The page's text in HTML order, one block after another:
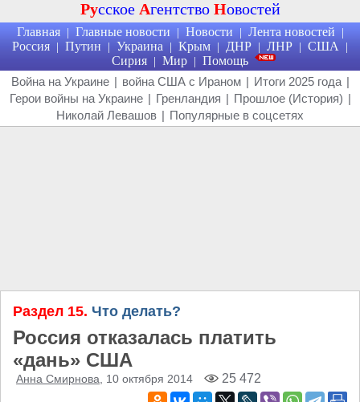
Русское Агентство Новостей
Главная | Главные новости | Новости | Лента новостей |
Россия | Путин | Украина | Крым | ДНР | ЛНР | США |
Сирия | Мир | Помощь
Война на Украине | война США с Ираном | Итоги 2025 года |
Герои войны на Украине | Гренландия | Прошлое (История) |
Николай Левашов | Популярные в соцсетях
Раздел 15. Что делать?
Россия отказалась платить
«дань» США
Анна Смирнова , 10 октября 2014 25 472